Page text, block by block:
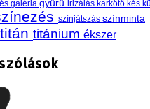
galéria gyűrű irizálás karkötő kés
színjátszás színminta
titán titánium ékszer